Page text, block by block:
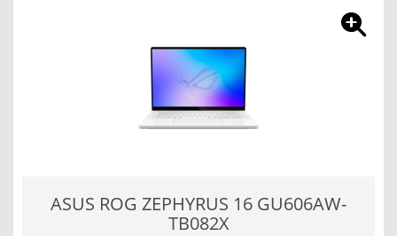
ASUS ROG ZEPHYRUS 16 GU606AW-
TB082X